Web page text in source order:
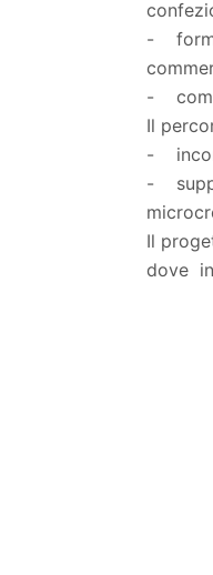
-
-
Il
-
-
Il
dove